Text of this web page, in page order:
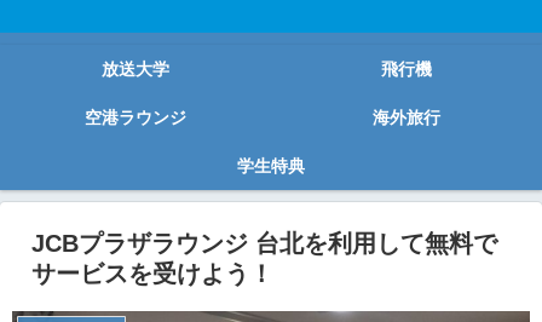
放送大学 飛行機
空港ラウンジ 海外旅行
学生特典
JCBプラザラウンジ 台北を利用して無料で
サービスを受けよう！